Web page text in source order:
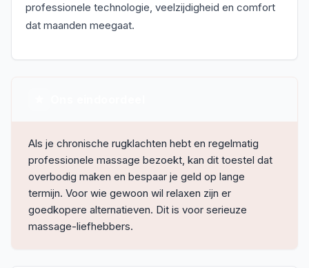
professionele technologie, veelzijdigheid en comfort
dat maanden meegaat.
Als je chronische rugklachten hebt en regelmatig
professionele massage bezoekt, kan dit toestel dat
overbodig maken en bespaar je geld op lange
termijn. Voor wie gewoon wil relaxen zijn er
goedkopere alternatieven. Dit is voor serieuze
massage-liefhebbers.